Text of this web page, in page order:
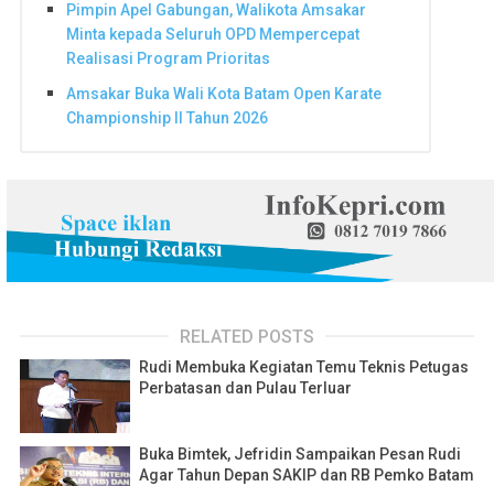
Pimpin Apel Gabungan, Walikota Amsakar
Minta kepada Seluruh OPD Mempercepat
Realisasi Program Prioritas
Amsakar Buka Wali Kota Batam Open Karate
Championship II Tahun 2026
RELATED POSTS
Rudi Membuka Kegiatan Temu Teknis Petugas
Perbatasan dan Pulau Terluar
Buka Bimtek, Jefridin Sampaikan Pesan Rudi
Agar Tahun Depan SAKIP dan RB Pemko Batam